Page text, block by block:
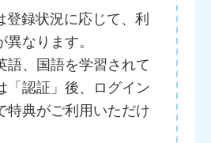
登録状況に応じて、利
なります。
語、国語を学習されて
「認証」後、ログイン
特典がご利用いただけ